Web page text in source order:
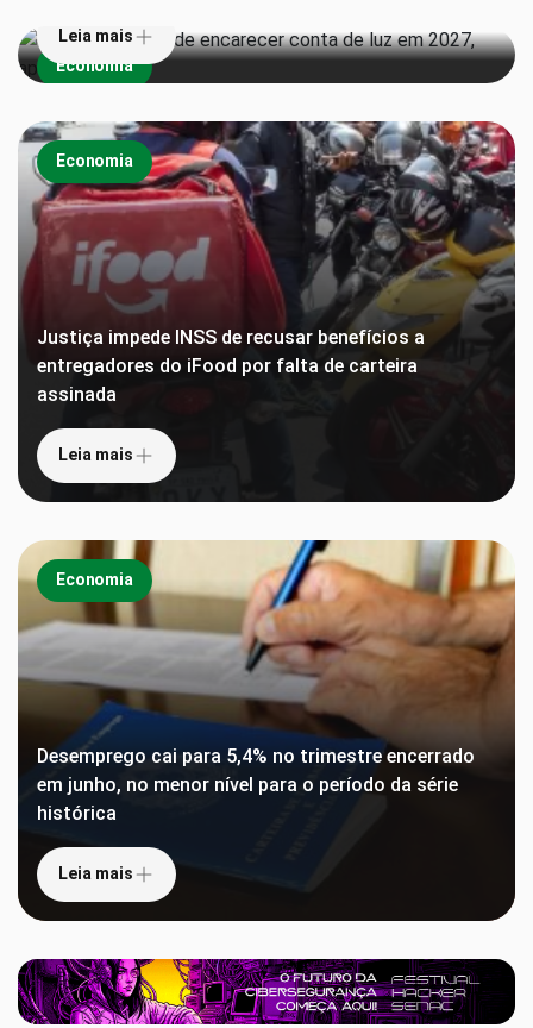
Economia
Leia mais
Economia
Justiça impede INSS de recusar benefícios a
entregadores do iFood por falta de carteira
assinada
Leia mais
Economia
Desemprego cai para 5,4% no trimestre encerrado
em junho, no menor nível para o período da série
histórica
Leia mais